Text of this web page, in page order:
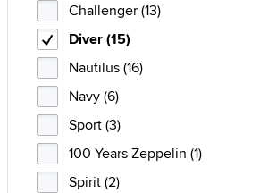
Challenger (13)
Diver (15)
Nautilus (16)
Navy (6)
Sport (3)
100 Years Zeppelin (1)
Spirit (2)